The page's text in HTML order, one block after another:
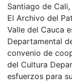
Santiago de Cali,
El Archivo del
Valle del Cauca
Departamental
convenio de
del Cultura
esfuerzos para